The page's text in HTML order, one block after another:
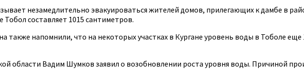
незамедлительно эвакуироваться жителей домов, прилегающих к дамбе в
составляет 1015 сантиметров.
также напомнили, что на некоторых участках в Кургане уровень воды в Тоболе
области Вадим Шумков заявил о возобновлении роста уровня воды. Причиной